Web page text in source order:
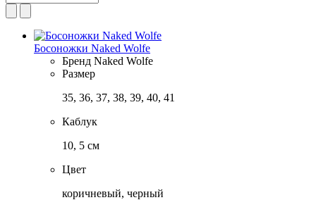
Босоножки Naked Wolfe
Бренд Naked Wolfe
Размер
35, 36, 37, 38, 39, 40, 41
Каблук
10, 5 см
Цвет
коричневый, черный